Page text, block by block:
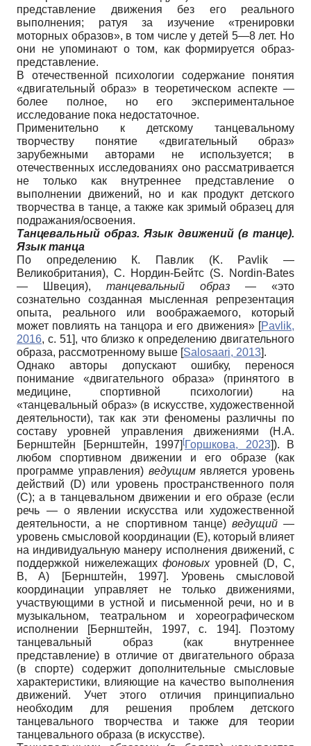
представление движения без его реального
выполнения; ратуя за изучение «тренировки
моторных образов», в том числе у детей 5—8 лет. Но
они не упоминают о том, как формируется образ-
представление.
В отечественной психологии содержание понятия
«двигательный образ» в теоретическом аспекте —
более полное, но его экспериментальное
исследование пока недостаточное.
Применительно к детскому танцевальному
творчеству понятие «двигательный образ»
зарубежными авторами не используется; в
отечественных исследованиях оно рассматривается
не только как внутреннее представление о
выполнении движений, но и как продукт детского
творчества в танце, а также как зримый образец для
подражания/освоения.
Танцевальный образ. Язык движений (в танце).
Язык танца
По определению К. Павлик (K. Pavlik —
Великобритания), С. Нордин-Бейтс (S. Nordin-Bates
— Швеция), танцевальный образ — «это
сознательно созданная мысленная репрезентация
опыта, реального или воображаемого, который
может повлиять на танцора и его движения» [Pavlik,
2016, с. 51], что близко к определению двигательного
образа, рассмотренному выше [Salosaari, 2013].
Однако авторы допускают ошибку, перенося
понимание «двигательного образа» (принятого в
медицине, спортивной психологии) на
«танцевальный образ» (в искусстве, художественной
деятельности), так как эти феномены различны по
составу уровней управления движениями (Н.А.
Бернштейн
[Бернштейн, 1997][Горшкова, 2023]). В
любом спортивном движении и его образе (как
программе управления) ведущимявляется уровень
действий (D) или уровень пространственного поля
(C); а в танцевальном движении и его образе (если
речь — о явлении искусства или художественной
деятельности, а не спортивном танце) ведущий—
уровень смысловой координации (E), который влияет
на индивидуальную манеру исполнения движений, с
поддержкой нижележащихфоновыхуровней (D, C,
B, A)
[Бернштейн, 1997]. Уровень смысловой
координации управляет не только движениями,
участвующими в устной и письменной речи, но и в
музыкальном, театральном и хореографическом
исполнении [Бернштейн, 1997, с. 194]. Поэтому
танцевальный образ (как внутреннее
представление) в отличие от двигательного образа
(в спорте) содержит дополнительные смысловые
характеристики, влияющие на качество выполнения
движений. Учет этого отличия принципиально
необходим для решения проблем детского
танцевального творчества и также для теории
танцевального образа (в искусстве).